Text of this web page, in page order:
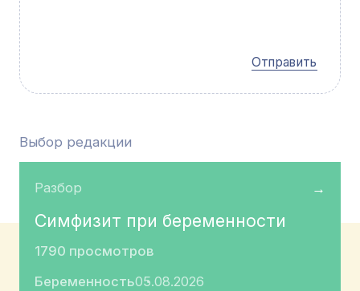
Отправить
Выбор редакции
Разбор →
Симфизит при беременности
1790 просмотров
Беременность05.08.2026